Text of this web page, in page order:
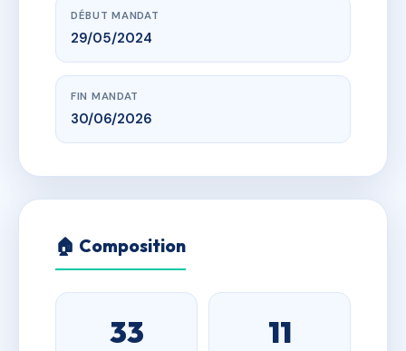
DÉBUT MANDAT
29/05/2024
FIN MANDAT
30/06/2026
🏠 Composition
33 11